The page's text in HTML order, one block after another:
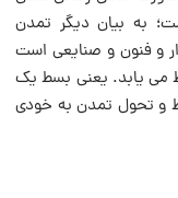
به بیان دیگر تمدن
و فنون و صنایعی است
می یابد. یعنی بسط یک
و تحول تمدن به خودی